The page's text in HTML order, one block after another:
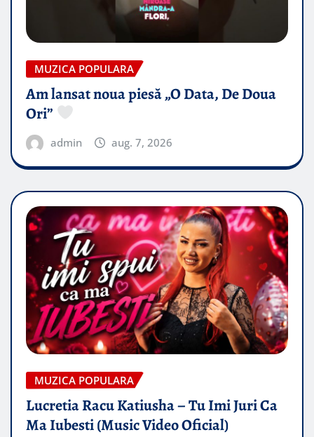
MUZICA POPULARA
Am lansat noua piesă „O Data, De Doua
Ori”
admin aug. 7, 2026
MUZICA POPULARA
Lucretia Racu Katiusha – Tu Imi Juri Ca
Ma Iubesti (Music Video Oficial)